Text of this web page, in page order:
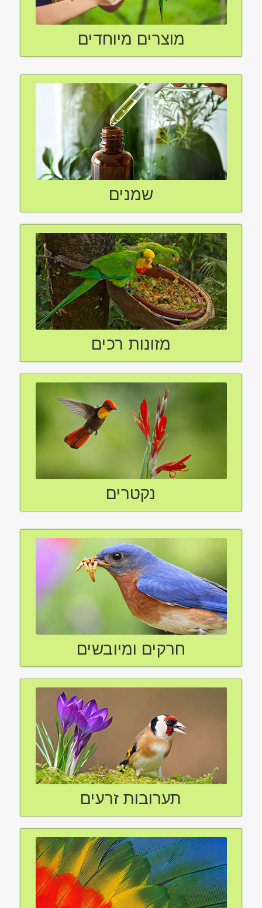
מוצרים מיוחדים
שמנים
מזונות רכים
נקטרים
חרקים ומיובשים
תערובות זרעים